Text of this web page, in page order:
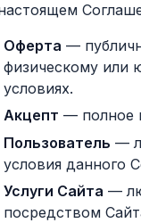
Оферта —
физическому или
условиях.
Акцепт — полное
Пользователь —
условия данного
Услуги Сайта —
посредством